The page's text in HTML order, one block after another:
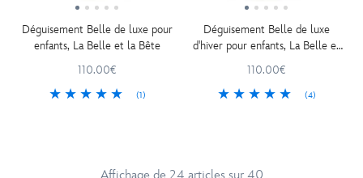
Déguisement Belle de luxe pour
enfants, La Belle et la Bête
110.00€
(1)
Déguisement Belle de luxe
d'hiver pour enfants, La Belle et
110.00€
(4)